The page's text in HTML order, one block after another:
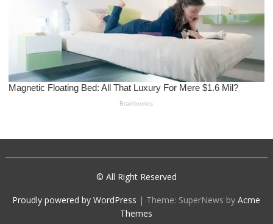
© All Right Reserved
Proudly powered by WordPress | Theme: SuperNews byAcme
Themes